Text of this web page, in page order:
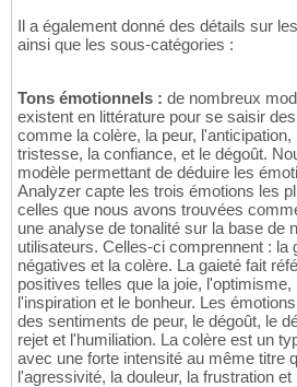
Il a également donné des détails sur
ainsi que les sous-catégories :
Tons émotionnels : de nombreux
existent en littérature pour se saisir
comme la colère, la peur,
tristesse, la confiance, et le dégoût.
modèle permettant de déduire les
Analyzer capte les trois émotions les
celles que nous avons trouvées
une analyse de tonalité sur la base de
utilisateurs. Celles-ci comprennent : la
négatives et la colère. La gaieté fait
positives telles que la joie, l'optimisme,
l'inspiration et le bonheur. Les
des sentiments de peur, le dégoût, le
rejet et l'humiliation. La colère est un
avec une forte intensité au même titre
l'agressivité, la douleur, la frustration et